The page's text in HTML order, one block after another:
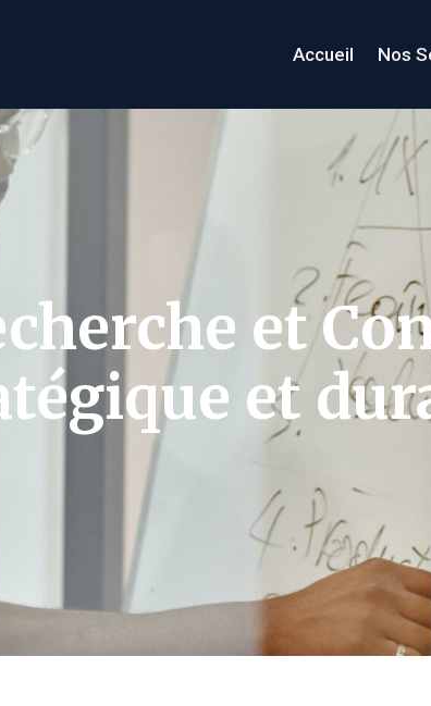
Accueil Nos
et
et